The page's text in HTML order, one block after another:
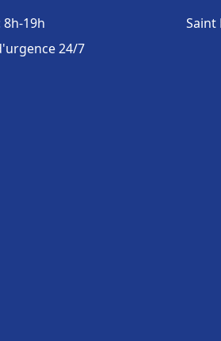
8h-19h
24/7
Saint